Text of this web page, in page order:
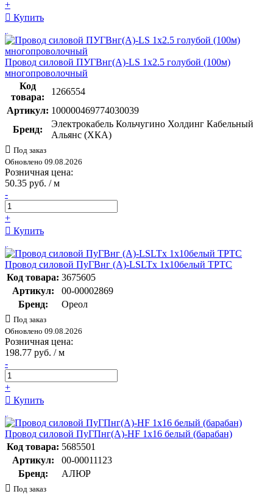
+
Купить
Провод силовой ПУГВнг(А)-LS 1х2.5 голубой (100м)
многопроволочный
Код
товара:
1266554
Артикул: 100000469774030039
Бренд:
Электрокабель Кольчугино Холдинг Кабельный
Альянс (ХКА)
Под заказ
Обновлено 09.08.2026
Розничная цена:
50.35 руб. / м
-
+
Купить
Провод силовой ПуГВнг (А)-LSLTx 1х10белый ТРТС
Код товара: 3675605
Артикул:
00-00002869
Бренд:
Ореол
Под заказ
Обновлено 09.08.2026
Розничная цена:
198.77 руб. / м
-
+
Купить
Провод силовой ПуГПнг(А)-HF 1х16 белый (барабан)
Код товара: 5685501
Артикул:
00-00011123
Бренд:
АЛЮР
Под заказ